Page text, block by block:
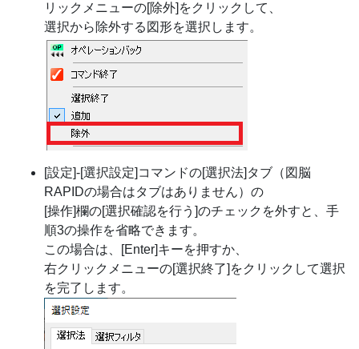
リックメニューの[除外]をクリックして、
選択から除外する図形を選択します。
[設定]-[選択設定]コマンドの[選択法]タブ（図脳
RAPIDの場合はタブはありません）の
[操作]欄の[選択確認を行う]のチェックを外すと、手
順3の操作を省略できます。
この場合は、[Enter]キーを押すか、
右クリックメニューの[選択終了]をクリックして選択
を完了します。